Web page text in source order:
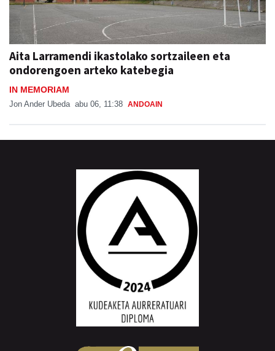
Aita Larramendi ikastolako sortzaileen eta
ondorengoen arteko katebegia
IN MEMORIAM
Jon Ander Ubeda abu 06, 11:38 ANDOAIN